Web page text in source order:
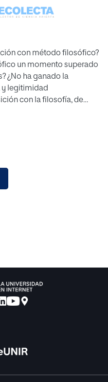
con método filosófico?
un momento superado
¿No ha ganado la
y legitimidad
con la filosofía, de
las únicas vías para
y solas piedras de toque
de las teorías de otro